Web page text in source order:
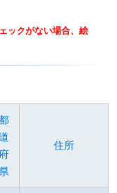
ックがない場合、絵
府
県
住所